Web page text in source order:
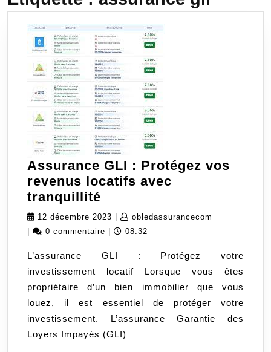
Assurance GLI : Protégez vos
revenus locatifs avec
tranquillité
GLI
:
vos
revenus
locatifs
avec
tranquillité
12 décembre 2023 12
décembre
obledassurancecom
0 commentaire 08:32
L’assurance GLI : Protégez votre
investissement locatif Lorsque vous êtes
propriétaire d’un bien immobilier que vous
louez, il est essentiel de protéger votre
investissement. L’assurance Garantie des
Loyers Impayés (GLI)